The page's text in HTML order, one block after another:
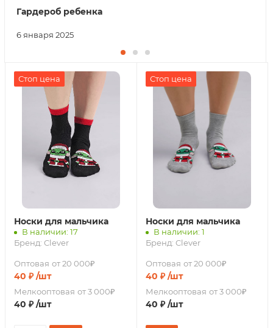
6 января 2025
Гардероб ребенка
Стоп цена
Носки для мальчика
В наличии: 17
Бренд: Clever
Оптовая от 20 000₽
40 ₽ /шт
Мелкооптовая от 3 000₽
40 ₽ /шт
Стоп цена
Носки для мальчика
В наличии: 1
Бренд: Clever
Оптовая от 20 000₽
40 ₽ /шт
Мелкооптовая от 3 000₽
40 ₽ /шт